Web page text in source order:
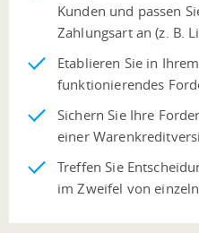
Kunden und passen
Zahlungsart an (z. B.
Etablieren Sie in
funktionierendes
Sichern Sie Ihre
einer
Treffen Sie
im Zweifel von